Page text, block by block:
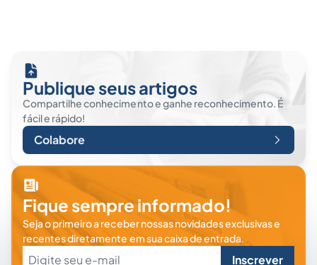
Publique seus artigos
Compartilhe conhecimento e ganhe reconhecimento. É
fácil e rápido!
Colabore
Fique sempre informado!
Seja o primeiro a receber nossas novidades exclusivas e
recentes diretamente em sua caixa de entrada.
Inscrever